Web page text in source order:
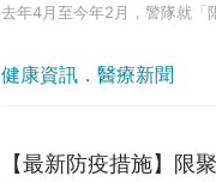
健康資訊．醫療新聞
去年4月至今年2月，警隊就「
【最新防疫措施】限